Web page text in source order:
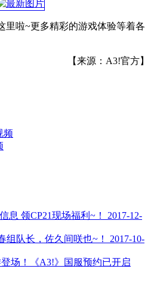
里啦~更多精彩的游戏体验等着各
【来源：A3!官方】
息 领CP21现场福利~！
2017-12-
组队长，佐久间咲也~！
2017-10-
场！《A3!》国服预约已开启